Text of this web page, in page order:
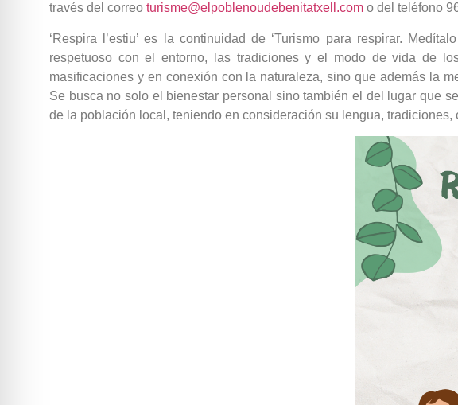
través del correo turisme@elpoblenoudebenitatxell.com o del teléfono
‘Respira l’estiu’ es la continuidad de ‘Turismo para respirar.
respetuoso con el entorno, las tradiciones y el modo de vida de
masificaciones y en conexión con la naturaleza, sino que además la
Se busca no solo el bienestar personal sino también el del lugar que
de la población local, teniendo en consideración su lengua,